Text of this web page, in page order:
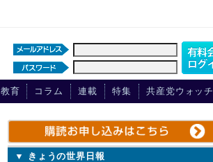
教育 コラム 連載 特集 共産党ウォッチ
▼ きょうの世界日報